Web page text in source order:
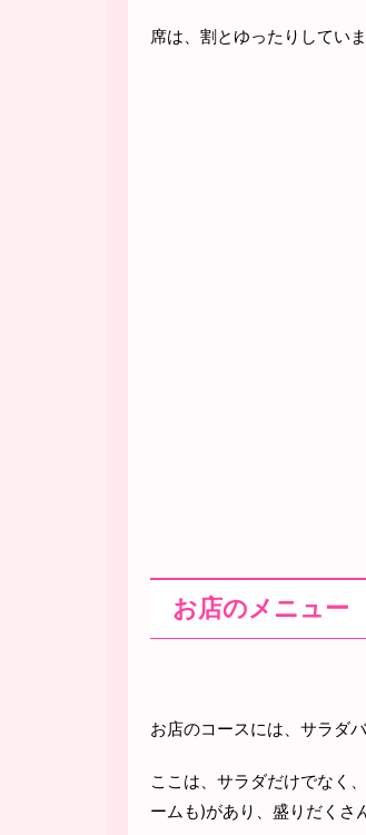
席は、割とゆったりしてい
お店のメニュー
お店のコースには、サラダ
ここは、サラダだけでなく
ームも)があり、盛りだくさ